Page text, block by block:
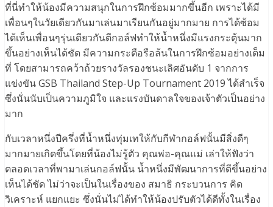
ที่นี่ทำให้น้องมีความสนุกในการฝึกซ้อมมากขึ้นอีก เพราะได้มี
เพื่อนๆในวัยเดียวกันมาเล่นมาเรียนกันอยู่มากมาย การได้ซ้อม
ได้เห็นเพื่อนๆรุ่นเดียวกันตีกอล์ฟทำให้น้ำหนึ่งมีแรงกระตุ้นมาก
ขึ้นอย่างเห็นได้ชัด มีความกระตือรือล้นในการฝึกซ้อมอย่างเต็ม
ที่ โดยสามารถคว้าถ้วยรางวัลรองชนะเลิศอันดับ 1 จากการ
แข่งขัน GSB Thailand Step-Up Tournament 2019 ได้สำเร็จ
ซึ่งนั่นนับเป็นความภูมิใจ และแรงบันดาลใจของเจ้าตัวเป็นอย่าง
มาก
กับเวลาหนึ่งปีครึ่งที่น้ำหนึ่งทุ่มเทให้กับกีฬากอล์ฟนั้นมีสิ่งดีๆ
มากมายเกิดขึ้นโดยที่น้องไม่รู้ตัว คุณพ่อ-คุณแม่ เล่าให้ฟังว่า
ตลอดเวลาที่พามาเล่นกอล์ฟนั้น น้ำหนึ่งมีพัฒนาการที่ดีขึ้นอย่าง
เห็นได้ชัด ไม่ว่าจะเป็นในเรื่องของ สมาธิ กระบวนการ คิด
วิเคราะห์ แยกแยะ ซึ่งนั่นไม่ได้ทำให้น้องปรับตัวได้ดีทั้งในเรื่อง